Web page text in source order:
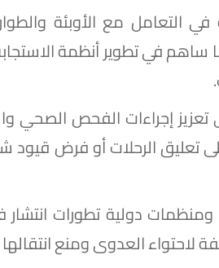
التعامل مع الأوبئة
الماضية، خاصة بعد جائحة كوفيد-19، ما ساهم في تطوير
تعزيز إجراءات الفحص الصحي
تعليق الرحلات أو فرض قيود
دولية تطورات انتشار
العدوى ومنع انتقالها